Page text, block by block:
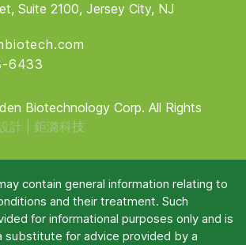
Suite 2100, Jersey City, NJ
6433
Biotechnology Corp. All Rights
計 | 鉅潞科技
contain general information relating to
and their treatment. Such
for informational purposes only and is
substitute for advice provided by a